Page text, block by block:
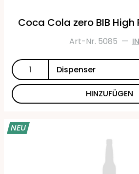
Coca Cola zero BIB High
Art-Nr. 5085 —
HINZUFÜGEN
NEU